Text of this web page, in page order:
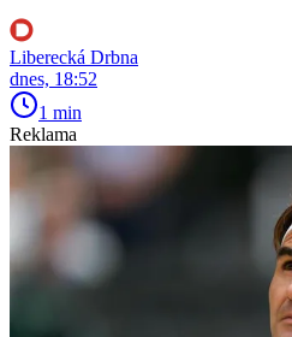
Liberecká Drbna
dnes, 18:52
1 min
Reklama